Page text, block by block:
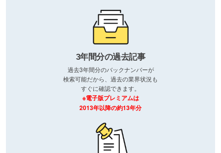
3年間分の過去記事
過去3年間分のバックナンバーが
検索可能だから、過去の業界状況も
すぐに確認できます。
※電子版プレミアムは
2013年以降の約13年分